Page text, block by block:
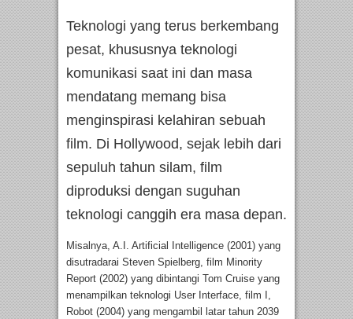
Teknologi yang terus berkembang
pesat, khususnya teknologi
komunikasi saat ini dan masa
mendatang memang bisa
menginspirasi kelahiran sebuah
film. Di Hollywood, sejak lebih dari
sepuluh tahun silam, film
diproduksi dengan suguhan
teknologi canggih era masa depan.
Misalnya, A.I. Artificial Intelligence (2001) yang
disutradarai Steven Spielberg, film Minority
Report (2002) yang dibintangi Tom Cruise yang
menampilkan teknologi User Interface, film I,
Robot (2004) yang mengambil latar tahun 2039